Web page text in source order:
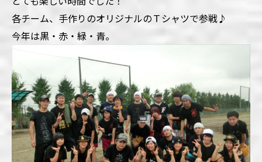
各チーム、手作りのオリジナルのＴシャツで参戦♪
今年は黒・赤・緑・青。